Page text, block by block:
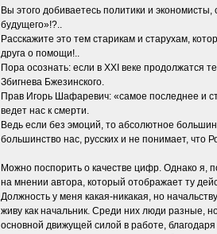
Вы этого добиваетесь политики и
будущего»!?..
Расскажите это тем старикам и старухам,
друга о помощи!..
Пора осознать: если в XXI веке продолжатся
Збигнева Бжезинского.
Прав Игорь Шафаревич: «самое последнее и
ведет нас к смерти.
Ведь если без эмоций, то абсолютное
большинство нас, русских и не понимает, что
Можно поспорить о качестве цифр. Однако я,
на мнении автора, который отображает ту
Должность у меня какая-никакая, но
живу как начальник. Среди них люди разные,
основной движущей силой в работе,